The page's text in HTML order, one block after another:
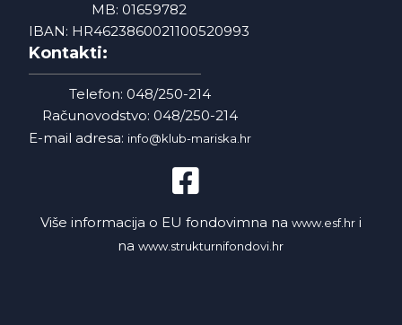
MB: 01659782
IBAN: HR4623860021100520993
Kontakti:
Telefon: 048/250-214
Računovodstvo: 048/250-214
E-mail adresa: info@klub-mariska.hr
Više informacija o EU fondovimna na www.esf.hri
nawww.strukturnifondovi.hr